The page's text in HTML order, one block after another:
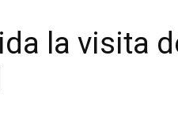
la visita